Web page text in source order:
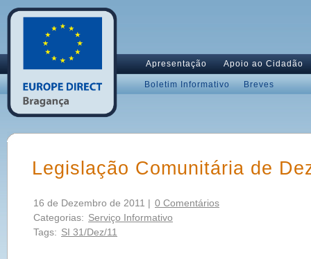
Apresentação Apoio ao Cidadão
Boletim Informativo Breves
Legislação Comunitária de
16 de Dezembro de 2011 | 0 Comentários
Categorias: Serviço Informativo
Tags: SI 31/Dez/11